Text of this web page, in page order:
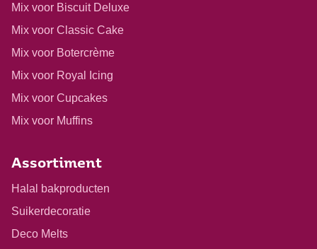
Mix voor Biscuit Deluxe
Mix voor Classic Cake
Mix voor Botercrème
Mix voor Royal Icing
Mix voor Cupcakes
Mix voor Muffins
Assortiment
Halal bakproducten
Suikerdecoratie
Deco Melts